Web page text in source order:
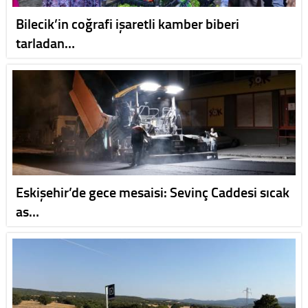
Bilecik’in coğrafi işaretli kamber biberi
tarladan…
Eskişehir’de gece mesaisi: Sevinç Caddesi sıcak
as…